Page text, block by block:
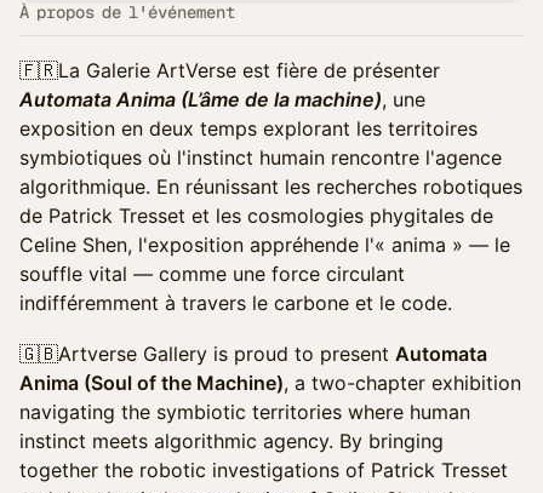
À propos de l'événement
🇫🇷La Galerie ArtVerse est fière de présenter
Automata Anima (L’âme de la machine), une
exposition en deux temps explorant les territoires
symbiotiques où l'instinct humain rencontre l'agence
algorithmique. En réunissant les recherches robotiques
de Patrick Tresset et les cosmologies phygitales de
Celine Shen, l'exposition appréhende l'« anima » — le
souffle vital — comme une force circulant
indifféremment à travers le carbone et le code.
🇬🇧Artverse Gallery is proud to present Automata
Anima (Soul of the Machine), a two-chapter exhibition
navigating the symbiotic territories where human
instinct meets algorithmic agency. By bringing
together the robotic investigations of Patrick Tresset